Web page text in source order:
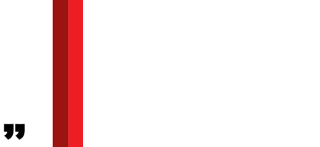
소리’ | 상승세가 끝나자 주식투자 스타일이 변했다